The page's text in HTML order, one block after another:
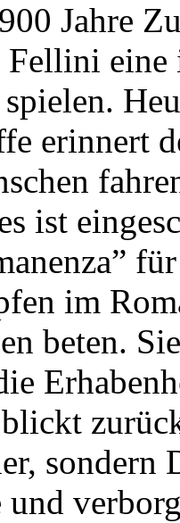
Jahre
Fellini
erinnert
ist
im
beten.
sondern